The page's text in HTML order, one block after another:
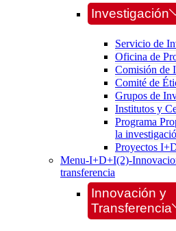
Investigación
Servicio de
Oficina de
Comisión de
Comité de
Grupos de
Institutos y
Programa
la
Proyectos
Menu-I+D+I(2)-
transferencia
Innovación y
Transferencia